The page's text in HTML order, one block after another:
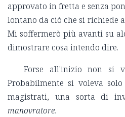
approvato in fretta e senza
lontano da ciò che si richiede
Mi soffermerò più avanti su
dimostrare cosa intendo dire.
Forse all'inizio non si
Probabilmente si voleva
magistrati, una sorta di
manovratore.